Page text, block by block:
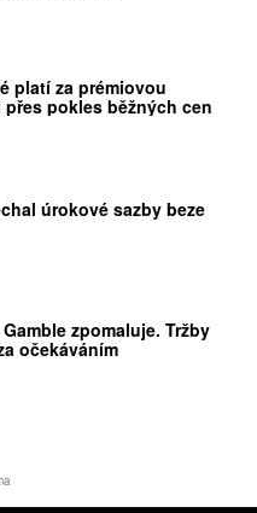
platí za prémiovou
přes pokles běžných cen
úrokové sazby beze
zpomaluje. Tržby
očekáváním